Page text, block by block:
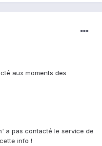
aux moments des
a pas contacté le service de
info !